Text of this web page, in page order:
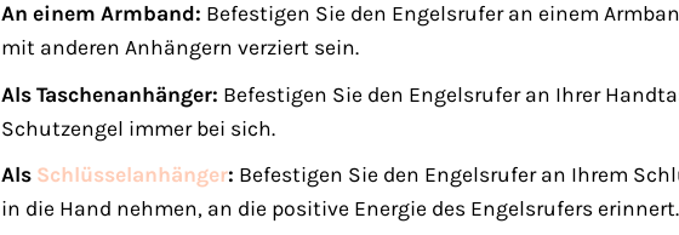
An einem Armband: Befestigen Sie den Engelsrufer an einem
mit anderen Anhängern verziert sein.
Als Taschenanhänger: Befestigen Sie den Engelsrufer an Ihrer
Schutzengel immer bei sich.
Als Schlüsselanhänger: Befestigen Sie den Engelsrufer an Ihrem
in die Hand nehmen, an die positive Energie des Engelsrufers erinnert.